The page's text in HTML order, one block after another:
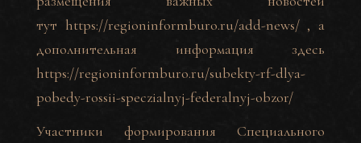
тут https://regioninformburo.ru/add-news/, а
дополнительная информация здесь
https://regioninformburo.ru/subekty-rf-dlya-
pobedy-rossii-speczialnyj-federalnyj-obzor/
Участники формирования Специального